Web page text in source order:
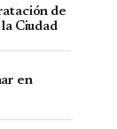
de
Ciudad
en